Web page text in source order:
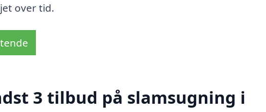
over tid.
3 tilbud på slamsugning i